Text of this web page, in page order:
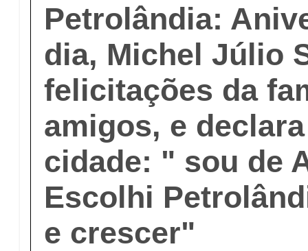
Petrolândia:
dia, Michel Júlio
felicitações da
amigos, e
cidade: " sou de
Escolhi
e crescer"